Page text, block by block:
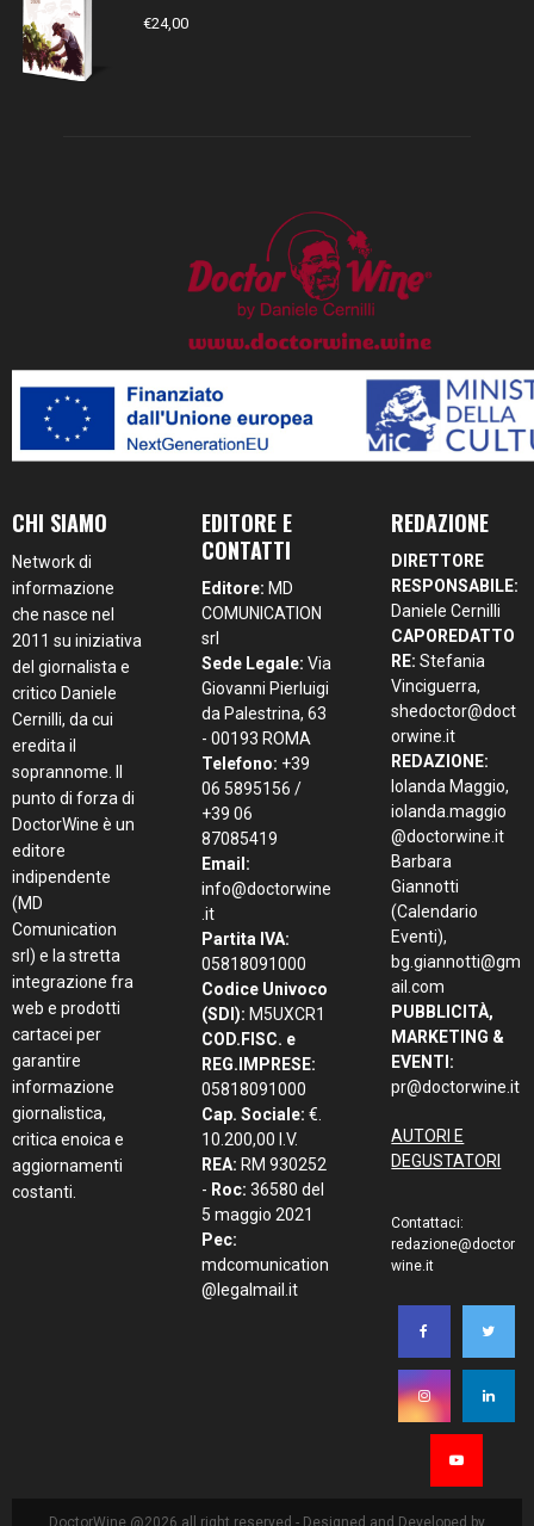
€24,00
CHI SIAMO
Network di
informazione
che nasce nel
2011 su iniziativa
del giornalista e
critico Daniele
Cernilli, da cui
eredita il
soprannome. Il
punto di forza di
DoctorWine è un
editore
indipendente
(MD
Comunication
srl) e la stretta
integrazione fra
web e prodotti
cartacei per
garantire
informazione
giornalistica,
critica enoica e
aggiornamenti
costanti.
EDITORE E
CONTATTI
Editore: MD
COMUNICATION
srl
Sede Legale: Via
Giovanni Pierluigi
da Palestrina, 63
- 00193 ROMA
Telefono: +39
06 5895156 /
+39 06
87085419
Email:
info@doctorwine
.it
Partita IVA:
05818091000
Codice Univoco
(SDI): M5UXCR1
COD.FISC. e
REG.IMPRESE:
05818091000
Cap. Sociale: €.
10.200,00 I.V.
REA: RM 930252
- Roc: 36580 del
5 maggio 2021
Pec:
mdcomunication
@legalmail.it
REDAZIONE
DIRETTORE
RESPONSABILE:
Daniele Cernilli
CAPOREDATTO
RE: Stefania
Vinciguerra,
shedoctor@doct
orwine.it
REDAZIONE:
Iolanda Maggio,
iolanda.maggio
@doctorwine.it
Barbara
Giannotti
(Calendario
Eventi),
bg.giannotti@gm
ail.com
PUBBLICITÀ,
MARKETING &
EVENTI:
pr@doctorwine.it
AUTORI E
DEGUSTATORI
Contattaci:
redazione@doctor
wine.it
DoctorWine @2026 all right reserved - Designed and Developed by